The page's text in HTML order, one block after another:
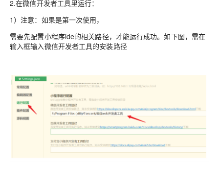
2.在微信开发者工具里运行：
1）注意：如果是第一次使用，
需要先配置小程序ide的相关路径，才能运行成功。如下图，需在
输入框输入微信开发者工具的安装路径